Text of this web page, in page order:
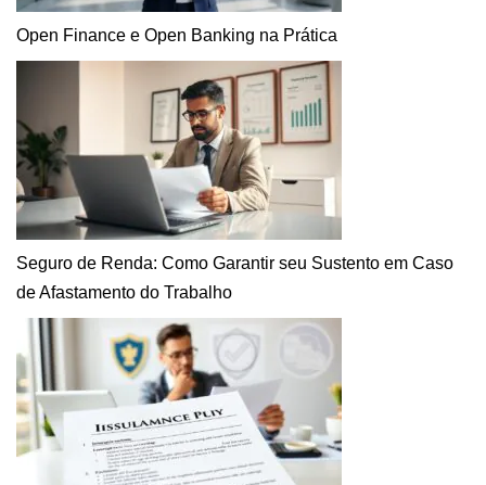
Open Finance e Open Banking na Prática
Seguro de Renda: Como Garantir seu Sustento em Caso
de Afastamento do Trabalho